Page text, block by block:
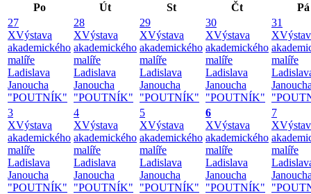
Po Út St Čt
Pá
27
XVýstava
akademického
malíře
Ladislava
Janoucha
"POUTNÍK"
28
XVýstava
akademického
malíře
Ladislava
Janoucha
"POUTNÍK"
29
XVýstava
akademického
malíře
Ladislava
Janoucha
"POUTNÍK"
30
XVýstava
akademického
malíře
Ladislava
Janoucha
"POUTNÍK"
31
X
malíře
3
XVýstava
akademického
malíře
Ladislava
Janoucha
"POUTNÍK"
4
XVýstava
akademického
malíře
Ladislava
Janoucha
"POUTNÍK"
5
XVýstava
akademického
malíře
Ladislava
Janoucha
"POUTNÍK"
6
XVýstava
akademického
malíře
Ladislava
Janoucha
"POUTNÍK"
7
X
malíře